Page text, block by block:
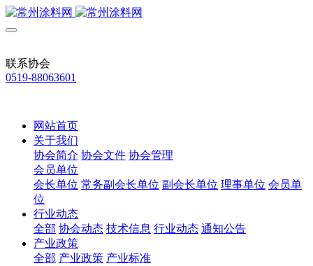
联系协会
0519-88063601
网站首页
关于我们
协会简介 协会文件 协会管理
会员单位
会长单位 常务副会长单位 副会长单位 理事单位 会员单
位
行业动态
全部 协会动态 技术信息 行业动态 通知公告
产业政策
全部 产业政策 产业标准